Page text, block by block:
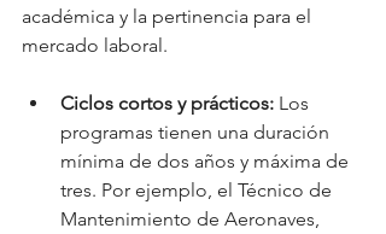
académica y la pertinencia para el
mercado laboral.
Ciclos cortos y prácticos: Los
programas tienen una duración
mínima de dos años y máxima de
tres. Por ejemplo, el Técnico de
Mantenimiento de Aeronaves,